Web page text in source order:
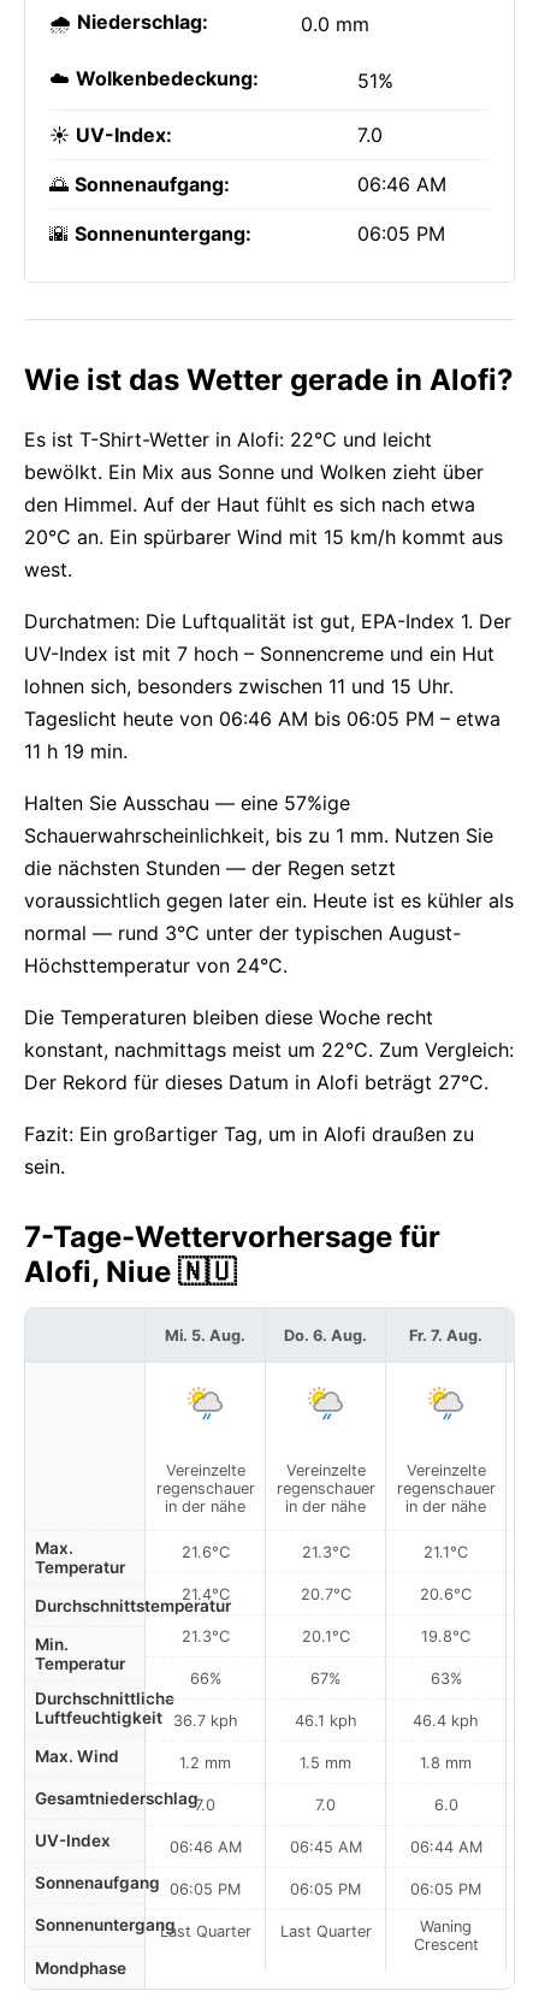
🌧️ Niederschlag: 0.0 mm
☁️ Wolkenbedeckung: 51%
☀️ UV-Index: 7.0
🌅 Sonnenaufgang: 06:46 AM
🌇 Sonnenuntergang: 06:05 PM
Wie ist das Wetter gerade in Alofi?
Es ist T-Shirt-Wetter in Alofi: 22°C und leicht
bewölkt. Ein Mix aus Sonne und Wolken zieht über
den Himmel. Auf der Haut fühlt es sich nach etwa
20°C an. Ein spürbarer Wind mit 15 km/h kommt aus
west.
Durchatmen: Die Luftqualität ist gut, EPA-Index 1. Der
UV-Index ist mit 7 hoch – Sonnencreme und ein Hut
lohnen sich, besonders zwischen 11 und 15 Uhr.
Tageslicht heute von 06:46 AM bis 06:05 PM – etwa
11 h 19 min.
Halten Sie Ausschau — eine 57%ige
Schauerwahrscheinlichkeit, bis zu 1 mm. Nutzen Sie
die nächsten Stunden — der Regen setzt
voraussichtlich gegen later ein. Heute ist es kühler als
normal — rund 3°C unter der typischen August-
Höchsttemperatur von 24°C.
Die Temperaturen bleiben diese Woche recht
konstant, nachmittags meist um 22°C. Zum Vergleich:
Der Rekord für dieses Datum in Alofi beträgt 27°C.
Fazit: Ein großartiger Tag, um in Alofi draußen zu
sein.
7-Tage-Wettervorhersage für
Alofi, Niue 🇳🇺
Max.
Temperatur
Durchschnittstemperatur
Min.
Temperatur
Durchschnittliche
Luftfeuchtigkeit
Max. Wind
Gesamtniederschlag
UV-Index
Sonnenaufgang
Sonnenuntergang
Mondphase
Mi. 5. Aug.
Vereinzelte
regenschauer
in der nähe
21.6°C
21.4°C
21.3°C
66%
36.7 kph
1.2 mm
7.0
06:46 AM
06:05 PM
Last Quarter
Do. 6. Aug.
Vereinzelte
regenschauer
in der nähe
21.3°C
20.7°C
20.1°C
67%
46.1 kph
1.5 mm
7.0
06:45 AM
06:05 PM
Last Quarter
Fr. 7. Aug.
Vereinzelte
regenschauer
in der nähe
21.1°C
20.6°C
19.8°C
63%
46.4 kph
1.8 mm
6.0
06:44 AM
06:05 PM
Waning
Crescent